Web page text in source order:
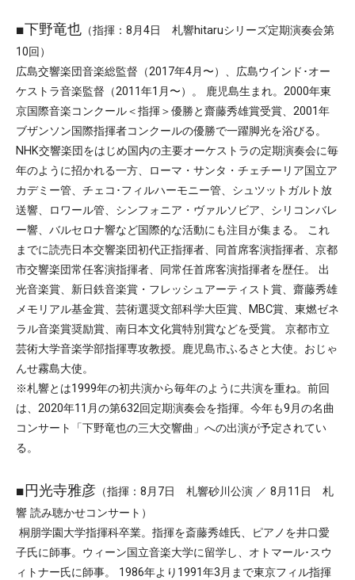
■下野竜也 （指揮：8月4日 札響hitaruシリーズ定期演奏会第
10回）
広島交響楽団音楽総監督（2017年4月〜）、広島ウインド･オー
ケストラ音楽監督（2011年1月〜）。 鹿児島生まれ。2000年東
京国際音楽コンクール＜指揮＞優勝と齋藤秀雄賞受賞、2001年
ブザンソン国際指揮者コンクールの優勝で一躍脚光を浴びる。
NHK交響楽団をはじめ国内の主要オーケストラの定期演奏会に毎
年のように招かれる一方、ローマ・サンタ・チェチーリア国立ア
カデミー管、チェコ･フィルハーモニー管、シュツットガルト放
送響、ロワール管、シンフォニア・ヴァルソビア、シリコンバレ
ー響、バルセロナ響など国際的な活動にも注目が集まる。 これ
までに読売日本交響楽団初代正指揮者、同首席客演指揮者、京都
市交響楽団常任客演指揮者、同常任首席客演指揮者を歴任。 出
光音楽賞、新日鉄音楽賞・フレッシュアーティスト賞、齋藤秀雄
メモリアル基金賞、芸術選奨文部科学大臣賞、MBC賞、東燃ゼネ
ラル音楽賞奨励賞、南日本文化賞特別賞などを受賞。 京都市立
芸術大学音楽学部指揮専攻教授。鹿児島市ふるさと大使。おじゃ
んせ霧島大使。
※札響とは1999年の初共演から毎年のように共演を重ね。前回
は、2020年11月の第632回定期演奏会を指揮。今年も9月の名曲
コンサート「下野竜也の三大交響曲」への出演が予定されてい
る。
■円光寺雅彦 （指揮：8月7日 札響砂川公演 ／ 8月11日 札
響 読み聴かせコンサート）
桐朋学園大学指揮科卒業。指揮を斎藤秀雄氏、ピアノを井口愛
子氏に師事。ウィーン国立音楽大学に留学し、オトマール･スウ
ィトナー氏に師事。 1986年より1991年3月まで東京フィル指揮